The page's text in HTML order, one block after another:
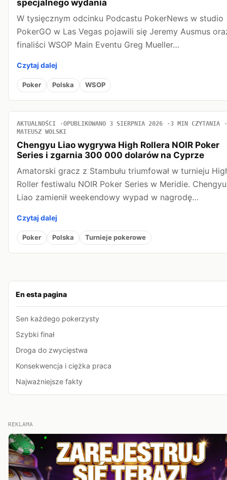
En esta pagina
Sen każdego pokerzysty
Szybki finał
Droga do zwycięstwa
Konsekwencja i ciężka praca
Najważniejsze fakty
specjalnego wydania
W tysięcznym odcinku Podcastu PokerNews w studio
PokerGO w Las Vegas pojawili się Jeremy Ausmus
finaliści WSOP Main Eventu Greg Mueller…
Czytaj dalej
Poker Polska WSOP
AKTUALNOŚCI OPUBLIKOWANO 3 SIERPNIA 2026
3 MIN CZYTANIA
MATEUSZ WOLSKI
Chengyu Liao wygrywa High Rollera NOIR Poker
Series i zgarnia 300 000 dolarów na Cyprze
Amatorski gracz z Stambułu triumfował w turnieju
Roller festiwalu NOIR Poker Series w Meridie. Chengyu
Liao zamienił weekendowy wypad w nagrodę…
Czytaj dalej
Poker Polska Turnieje pokerowe
REKLAMA